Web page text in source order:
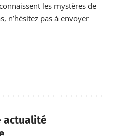
les mystères de
n’hésitez pas à envoyer
actualité